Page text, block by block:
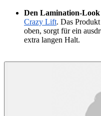
Den Lamination-Look
Crazy Lift. Das
oben, sorgt für ein
extra langen Halt.